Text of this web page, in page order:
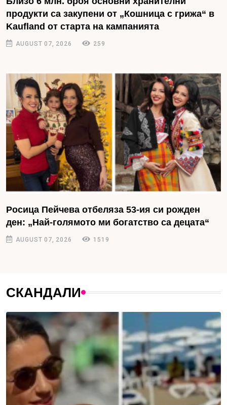
продукти са закупени от „Кошница с грижа“ в
Kaufland от старта на кампанията
AUGUST 07, 2026 259
Росица Пейчева отбеляза 53-ия си рожден
ден: „Най-голямото ми богатство са децата“
AUGUST 07, 2026 1519
СКАНДАЛИ